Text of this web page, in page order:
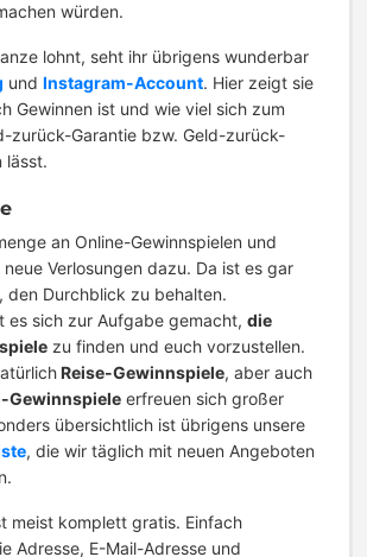
würden.
lohnt, seht ihr übrigens wunderbar
und Instagram-Account. Hier zeigt sie
Gewinnen ist und wie viel sich zum
zurück-Garantie bzw. Geld-zurück-
lässt.
an Online-Gewinnspielen und
Verlosungen dazu. Da ist es gar
den Durchblick zu behalten.
es sich zur Aufgabe gemacht, die
zu finden und euch vorzustellen.
Reise-Gewinnspiele, aber auch
Gewinnspiele erfreuen sich großer
übersichtlich ist übrigens unsere
, die wir täglich mit neuen Angeboten
meist komplett gratis. Einfach
Adresse, E-Mail-Adresse und